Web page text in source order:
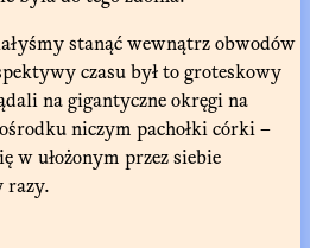
stanąć wewnątrz obwodów
czasu był to groteskowy
na gigantyczne okręgi na
niczym pachołki córki –
w ułożonym przez siebie
razy.